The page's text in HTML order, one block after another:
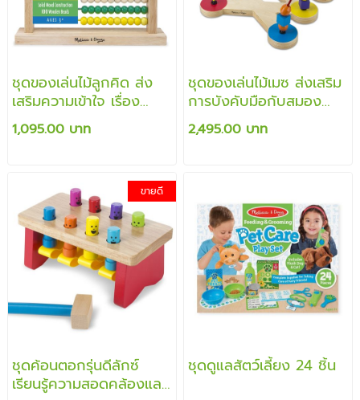
ชุดของเล่นไม้ลูกคิด ส่ง
เสริมความเข้าใจ เรื่อง
จำนวนและตัวเลข
1,095.00 บาท
ชุดของเล่นไม้เมซ ส่งเสริม
การบังคับมือกับสมอง
และทักษะการสังเกตุรูปร่าง
2,495.00 บาท
ขายดี
ชุดค้อนตอกรุ่นดีลักซ์
เรียนรู้ความสอดคล้องและ
ชุดดูแลสัตว์เลี้ยง 24 ชิ้น